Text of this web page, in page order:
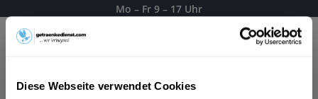
Diese Webseite verwendet Cookies
Mo – Fr 9 – 17 Uhr